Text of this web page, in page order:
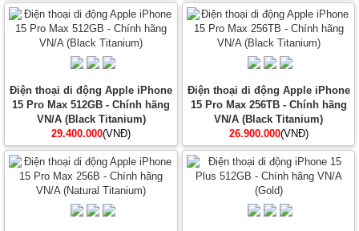
Điện thoại di động Apple iPhone
15 Pro Max 512GB - Chính hãng
VN/A (Black Titanium)
29.400.000(VNĐ)
Điện thoại di động Apple iPhone
15 Pro Max 256TB - Chính hãng
VN/A (Black Titanium)
26.900.000(VNĐ)